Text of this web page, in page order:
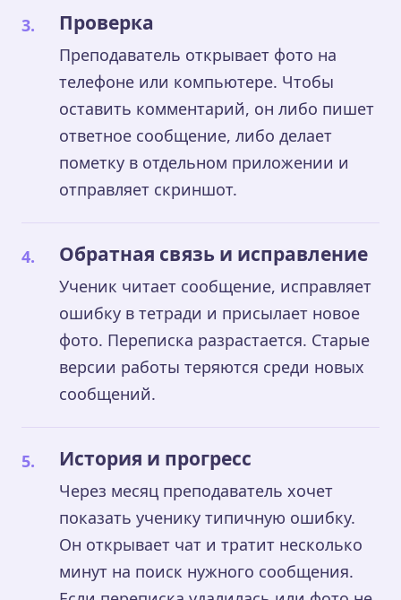
Проверка
Преподаватель открывает фото на
телефоне или компьютере. Чтобы
оставить комментарий, он либо пишет
ответное сообщение, либо делает
пометку в отдельном приложении и
отправляет скриншот.
Обратная связь и исправление
Ученик читает сообщение, исправляет
ошибку в тетради и присылает новое
фото. Переписка разрастается. Старые
версии работы теряются среди новых
сообщений.
История и прогресс
Через месяц преподаватель хочет
показать ученику типичную ошибку.
Он открывает чат и тратит несколько
минут на поиск нужного сообщения.